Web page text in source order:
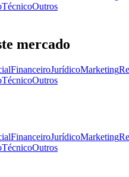
TécnicoOutros
mercado
FinanceiroJurídicoMarketing
TécnicoOutros
FinanceiroJurídicoMarketing
TécnicoOutros